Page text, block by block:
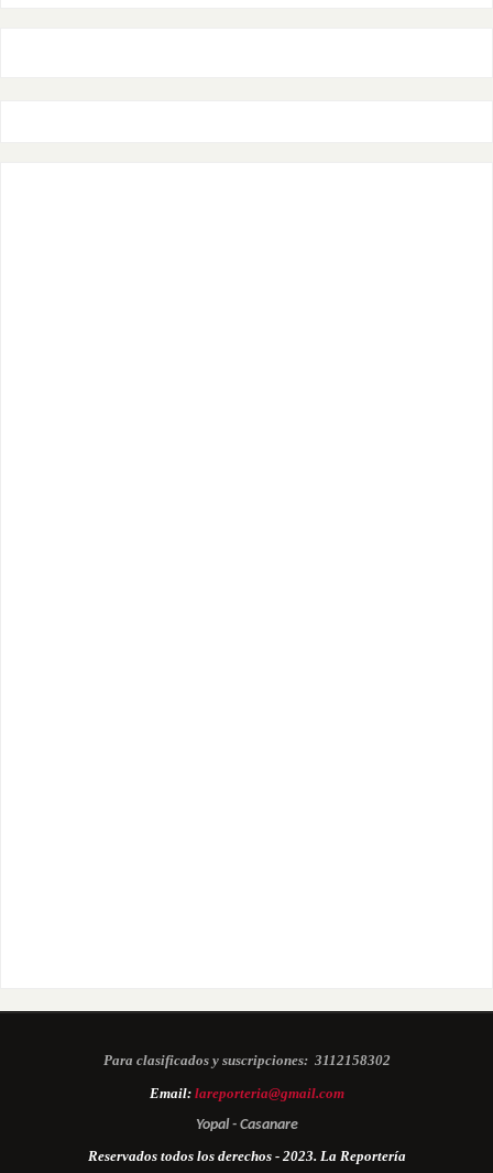
Para clasificados y suscripciones: 3112158302
Email: lareporteria@gmail.com
Yopal - Casanare
Reservados todos los derechos - 2023. La Reportería